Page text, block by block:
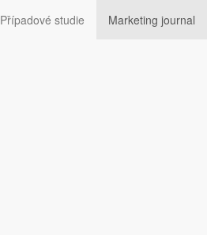
Případové studie
Marketing journal